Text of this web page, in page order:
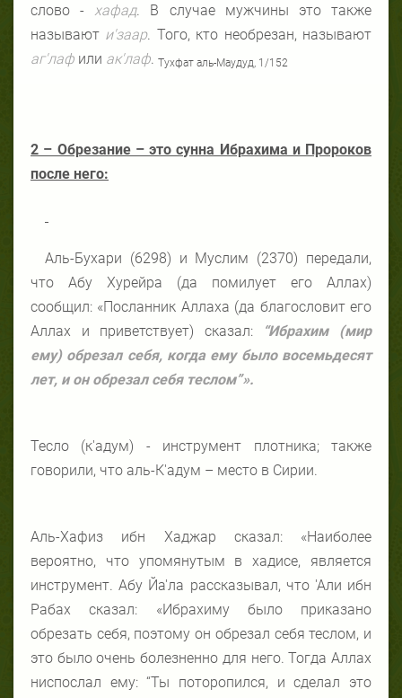
слово - хафад. В случае мужчины это также
называют и'заар. Того, кто необрезан, называют
аг'лаф или ак'лаф. Тухфат аль-Маудуд, 1/152
2 – Обрезание – это сунна Ибрахима и Пророков
после него:
Аль-Бухари (6298) и Муслим (2370) передали,
что Абу Хурейра (да помилует его Аллах)
сообщил: «Посланник Аллаха (да благословит его
Аллах и приветствует) сказал:
“Ибрахим (мир
ему) обрезал себя, когда ему было восемьдесят
лет, и он обрезал себя теслом”».
Тесло (к'адум) - инструмент плотника; также
говорили, что аль-К'адум – место в Сирии.
Аль-Хафиз ибн Хаджар сказал: «Наиболее
вероятно, что упомянутым в хадисе, является
инструмент. Абу Йа'ла рассказывал, что 'Али ибн
Рабах сказал: «Ибрахиму было приказано
обрезать себя, поэтому он обрезал себя теслом, и
это было очень болезненно для него. Тогда Аллах
ниспослал ему: “Ты поторопился, и сделал это